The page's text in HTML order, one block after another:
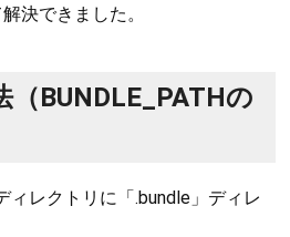
決できました。
BUNDLE_PATHの
ィレクトリに「.bundle」ディレ